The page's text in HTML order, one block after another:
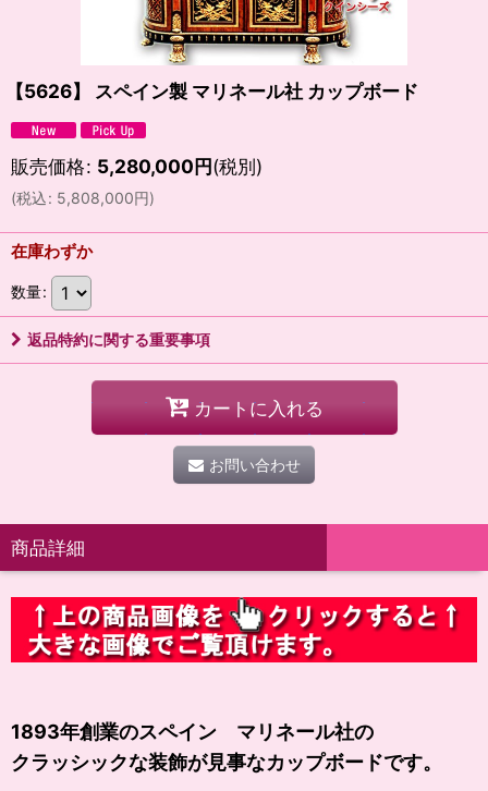
【5626】 スペイン製 マリネール社 カップボード
販売価格: 5,280,000円(税別)
(税込: 5,808,000円)
在庫わずか
数量:
返品特約に関する重要事項
カートに入れる
お問い合わせ
商品詳細
1893年創業のスペイン マリネール社の
クラッシックな装飾が見事なカップボードです。